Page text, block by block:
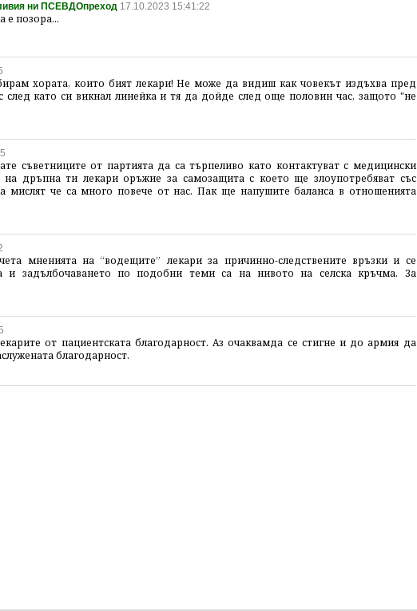
ни ПСЕВДОпреход 17.10.2023 15:41:22
е позора...
хората, които бият лекари! Не може да видиш как човекът издъхва пред
след като си викнал линейка и тя да дойде след още половин час, защото "не
съветниците от партията да са търпеливо като контактуват с медицински
дръпна ти лекари оръжие за самозащита с което ще злоупотребяват със
мислят че са много повече от нас. Пак ще напушите баланса в отношенията
мненията на “водещите” лекари за причинно-следствените връзки и се
и задълбочаването по подобни теми са на нивото на селска кръчма. За
от пациентската благодарност. Аз очаквамда се стигне и до армия да
благодарност.